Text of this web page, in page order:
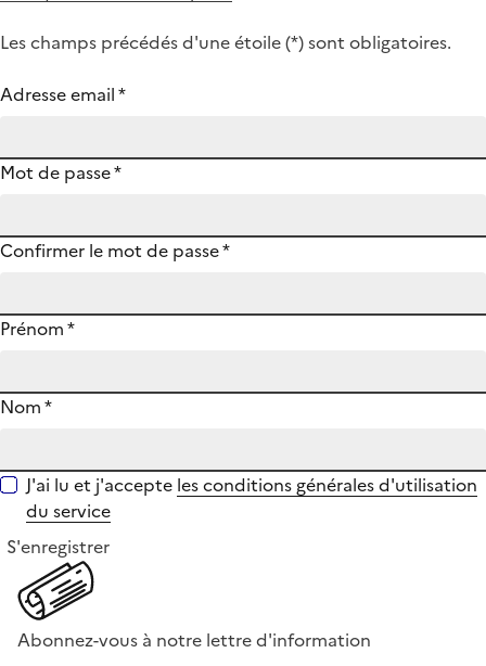
Les champs précédés d'une étoile (*) sont obligatoires.
Adresse email*
Mot de passe*
Confirmer le mot de passe*
Prénom*
Nom*
J'ai lu et j'accepte les conditions générales d'utilisation
du service
S'enregistrer
Abonnez-vous à notre lettre d'information